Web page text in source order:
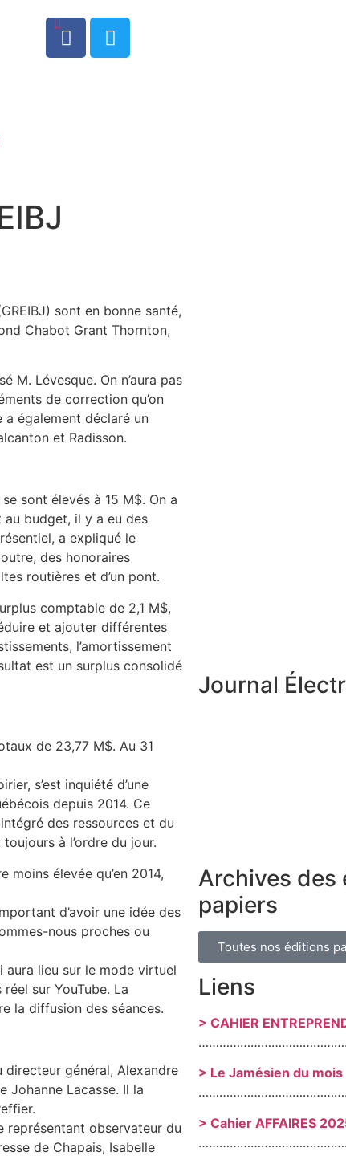
0
sont en bonne santé,
Chabot Grant Thornton,
M. Lévesque. On n’aura pas
de correction qu’on
également déclaré un
et Radisson.
sont élevés à 15 M$. On a
budget, il y a eu des
a expliqué le
des honoraires
routières et d’un pont.
comptable de 2,1 M$,
et ajouter différentes
l’amortissement
est un surplus consolidé
de 23,77 M$. Au 31
s’est inquiété d’une
depuis 2014. Ce
des ressources et du
à l’ordre du jour.
élevée qu’en 2014,
d’avoir une idée des
nous proches ou
aura lieu sur le mode virtuel
sur YouTube. La
la diffusion des séances.
directeur général, Alexandre
Johanne Lacasse. Il la
représentant observateur du
de Chapais, Isabelle
Journal
Archives des
papiers
Toutes nos éditions
Liens
> CAHIER
> Le Jamésien du mois
> Cahier AFFAIRES